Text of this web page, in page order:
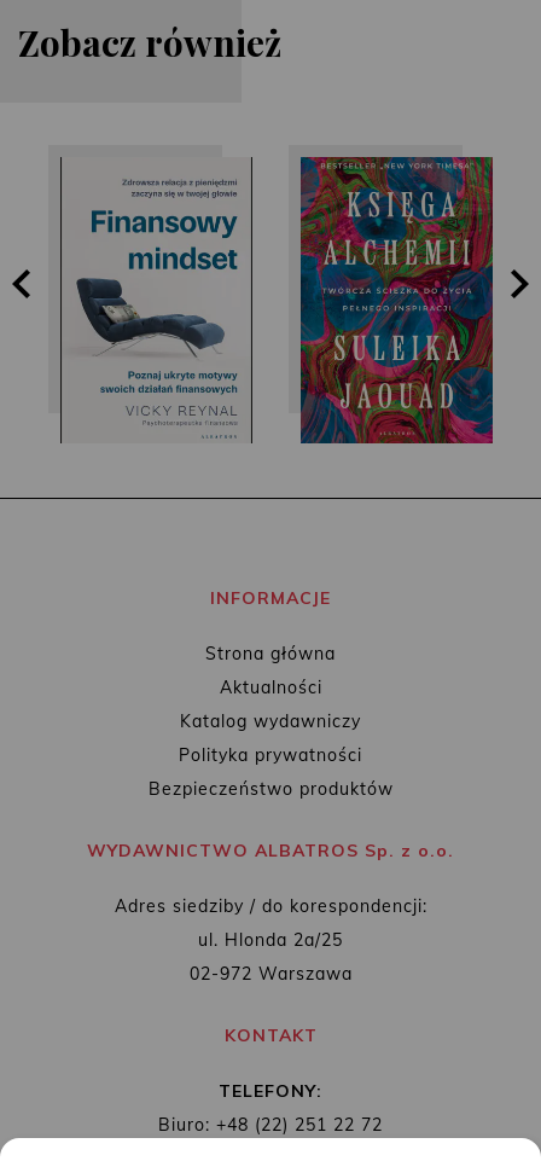
Zobacz również
Vicky Reynal Jaouad Suleika
INFORMACJE
Strona główna
Aktualności
Katalog wydawniczy
Polityka prywatności
Bezpieczeństwo produktów
WYDAWNICTWO ALBATROS Sp. z o.o.
Adres siedziby / do korespondencji:
ul. Hlonda 2a/25
02-972 Warszawa
KONTAKT
TELEFONY:
Biuro: +48 (22) 251 22 72